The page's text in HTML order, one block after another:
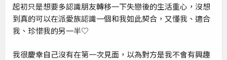
起初只是想要多認識朋友轉移一下失戀後的生活重心，沒想
到真的可以在派愛族認識一個和我如此契合，又懂我、適合
我、珍惜我的另一半♡
我很慶幸自己沒有在第一次見面，以為對方是我不會有興趣